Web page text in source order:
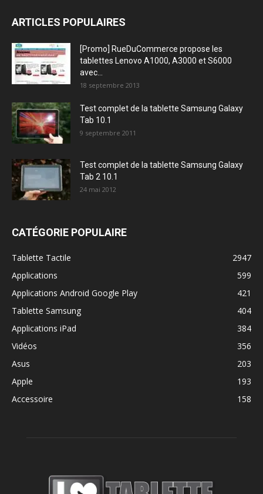
ARTICLES POPULAIRES
[Promo] RueDuCommerce propose les
tablettes Lenovo A1000, A3000 et S6000
avec...
18 septembre 2013
Test complet de la tablette Samsung Galaxy
Tab 10.1
9 septembre 2011
Test complet de la tablette Samsung Galaxy
Tab 2 10.1
24 mai 2012
CATÉGORIE POPULAIRE
Tablette Tactile
2947
Applications
599
Applications Android Google Play
421
Tablette Samsung
404
Applications iPad
384
Vidéos
356
Asus
203
Apple
193
Accessoire
158